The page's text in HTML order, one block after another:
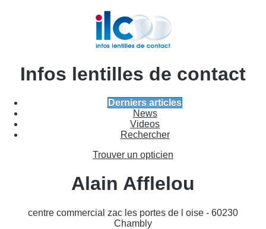
Infos lentilles de contact
Derniers articles
News
Videos
Rechercher
Trouver un opticien
Alain Afflelou
centre commercial zac les portes de l oise - 60230
Chambly